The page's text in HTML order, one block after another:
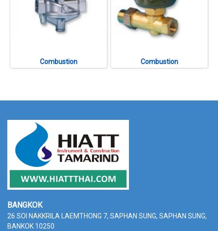
Combustion Combustion
BANGKOK
26 SOI NAKKRILA LAEMTHONG 7, SAPHAN SUNG, SAPHAN SUNG,
BANKOK 10250